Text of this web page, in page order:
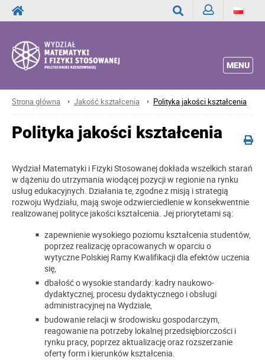
MENU
Strona główna Jakość kształcenia Polityka jakości kształcenia
Polityka jakości kształcenia
Wydział Matematyki i Fizyki Stosowanej dokłada wszelkich starań
w dążeniu do utrzymania wiodącej pozycji w regionie na rynku
usług edukacyjnych. Działania te, zgodne z misją i strategią
rozwoju Wydziału, mają swoje odzwierciedlenie w konsekwentnie
realizowanej polityce jakości kształcenia. Jej priorytetami są:
zapewnienie wysokiego poziomu kształcenia studentów,
poprzez realizację opracowanych w oparciu o
wytyczne Polskiej Ramy Kwalifikacji dla efektów uczenia
się,
dbałość o wysokie standardy: kadry naukowo-
dydaktycznej, procesu dydaktycznego i obsługi
administracyjnej na Wydziale,
budowanie relacji w środowisku gospodarczym,
reagowanie na potrzeby lokalnej przedsiębiorczości i
rynku pracy, poprzez aktualizację oraz rozszerzanie
oferty form i kierunków kształcenia.